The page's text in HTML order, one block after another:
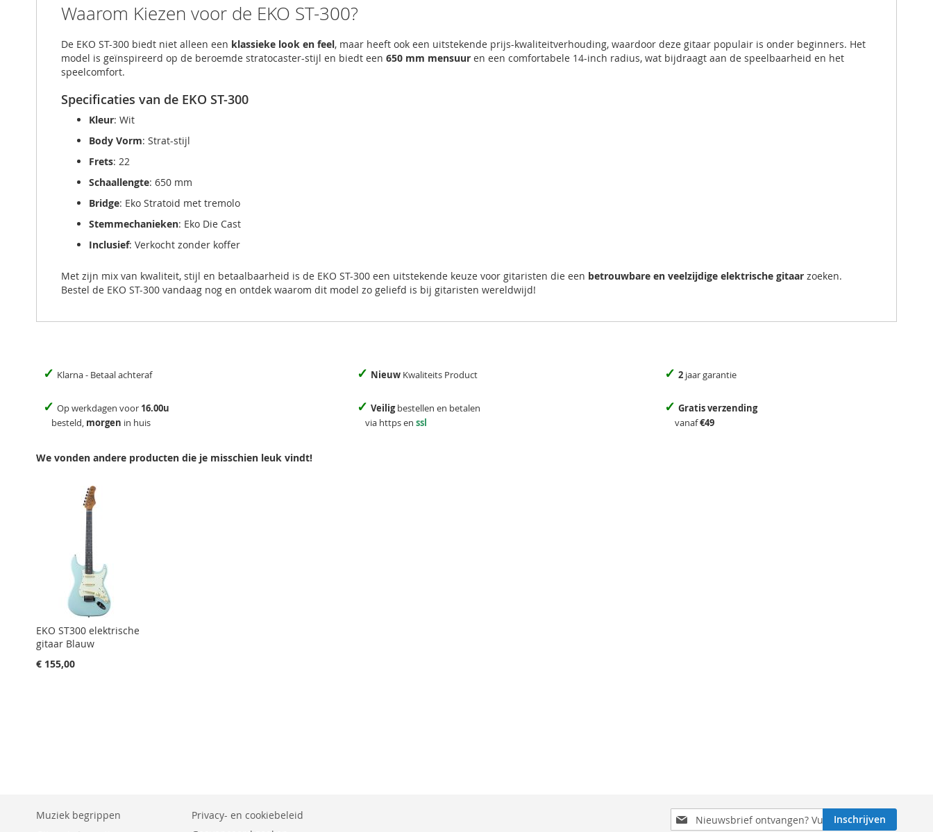
Waarom Kiezen voor de EKO ST-300?
De EKO ST-300 biedt niet alleen een klassieke look en feel, maar heeft ook een uitstekende prijs-kwaliteitverhouding, waardoor deze gitaar populair is onder beginners. Het
model is geïnspireerd op de beroemde stratocaster-stijl en biedt een 650 mm mensuur en een comfortabele 14-inch radius, wat bijdraagt aan de speelbaarheid en het
speelcomfort.
Specificaties van de EKO ST-300
Kleur: Wit
Body Vorm: Strat-stijl
Frets: 22
Schaallengte: 650 mm
Bridge: Eko Stratoid met tremolo
Stemmechanieken: Eko Die Cast
Inclusief: Verkocht zonder koffer
Met zijn mix van kwaliteit, stijl en betaalbaarheid is de EKO ST-300 een uitstekende keuze voor gitaristen die een betrouwbare en veelzijdige elektrische gitaar zoeken.
Bestel de EKO ST-300 vandaag nog en ontdek waarom dit model zo geliefd is bij gitaristen wereldwijd!
✓ Klarna - Betaal achteraf ✓ Nieuw Kwaliteits Product ✓ 2 jaar garantie
✓ Op werkdagen voor 16.00u
besteld, morgen in huis
✓ Veiligbestellen en betalen
via https en ssl
✓ Gratis verzending
vanaf€49
We vonden andere producten die je misschien leuk vindt!
EKO ST300 elektrische
gitaar Blauw
€ 155,00
Schrijf
je
Inschrijven
Muziek begrippen
Privacy- en cookiebeleid